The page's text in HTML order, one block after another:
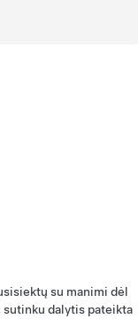
su manimi dėl
sutinku dalytis pateikta